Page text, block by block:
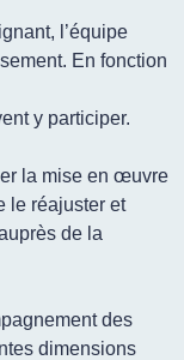
l’équipe
En fonction
y participer.
la mise en œuvre
le réajuster et
de la
des
dimensions